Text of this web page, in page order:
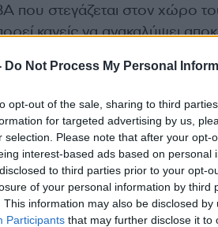
Do Not Process My Personal
opt-out of the sale, sharing to third
for targeted advertising by us,
selection. Please note that after your opt-
interest-based ads based on personal
to third parties prior to your opt-
of your personal information by third
This information may also be disclosed
Participants that may further disclose it to
στεγάζεται στον χώρο
κανείς να ανακαλύψει
που δεν υπάρχουν αλλού και
Cavalli, Camilla, Orlebar
ΔΙΑΦΗΜΙΣΗ